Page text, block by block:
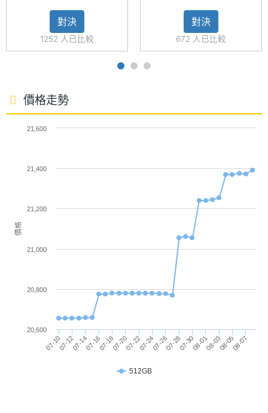
角、5,000 萬畫素自拍配置，搭配 EIS 防手震技術，
帶來更穩定、更細緻的拍攝體驗。
OPPO Reno15 Pro Max 加入更多樣的 Live Photo 實
況拍攝玩法，包含 CCD 閃光實況照片、超廣角實況自
部分也同步升級，具備 AI 直播高光精華片段、三麥克
風環境降噪與旁路充電設計，可在低溫、不易發熱的
狀態下，穩定連續直播約 6 小時。
OPPO Reno15 Pro Max 功能特色
◎ 5G + 5G 雙卡雙待（支援 eSIM）
◎ Android 16 作業系統、ColorOS 16 操作介面
幕（120Hz 螢幕更新率）
主螢幕
AMOLED
主螢幕
耐用性
Gorilla Glass Victus 2
樣率
主相機
2 億畫素
對決
1252 人已比較
對決
672 人已比較
價格走勢
價格
512GB
07-1007-1207-1407-1607-1807-2007-2207-2407-2607-2807-3008-0108-0308-0508-07
20,600
20,800
21,000
21,200
21,400
21,600